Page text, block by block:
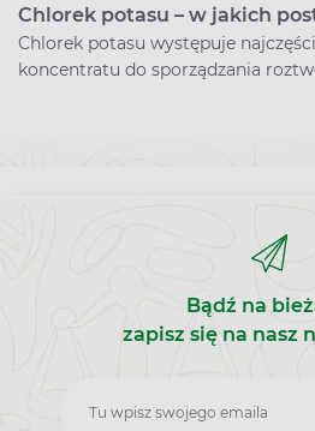
Chlorek potasu – w jakich
Chlorek potasu występuje
koncentratu do sporządzania
Bądź na
zapisz się na nasz
Zapisz